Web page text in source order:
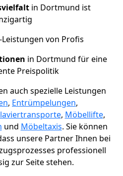
in Dortmund ist
von Profis
in Dortmund für eine
Preispolitik
auch spezielle Leistungen
, Entrümpelungen,
, Möbellifte,
und Möbeltaxis. Sie können
unsere Partner Ihnen bei
professionell
zur Seite stehen.